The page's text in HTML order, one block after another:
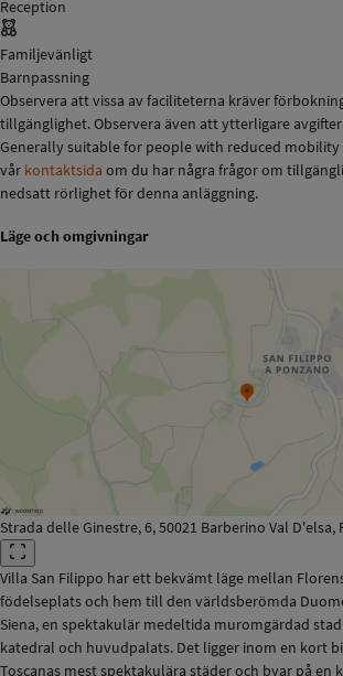
Reception
Familjevänligt
Barnpassning
Observera att vissa av faciliteterna kräver
tillgänglighet. Observera även att ytterligare
Generally suitable for people with reduced mobility
vår kontaktsida om du har några frågor om
nedsatt rörlighet för denna anläggning.
Läge och omgivningar
Strada delle Ginestre, 6, 50021 Barberino Val D'elsa,
Villa San Filippo har ett bekvämt läge mellan
födelseplats och hem till den världsberömda
Siena, en spektakulär medeltida muromgärdad
katedral och huvudpalats. Det ligger inom en kort
Toscanas mest spektakulära städer och byar på